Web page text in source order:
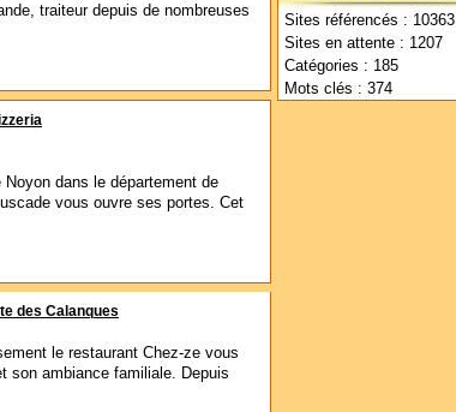
Sites référencés : 10363
Sites en attente : 1207
Catégories : 185
Mots clés : 374
traiteur depuis de nombreuses
dans le département de
vous ouvre ses portes. Cet
des Calanques
le restaurant Chez-ze vous
son ambiance familiale. Depuis